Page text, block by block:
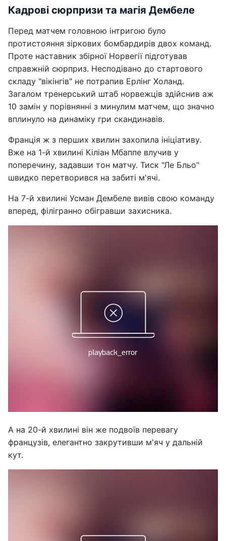
Кадрові сюрпризи та магія Дембеле
Перед матчем головною інтригою було
протистояння зіркових бомбардирів двох команд.
Проте наставник збірної Норвегії підготував
справжній сюрприз. Несподівано до стартового
складу "вікінгів" не потрапив Ерлінг Холанд.
Загалом тренерський штаб норвежців здійснив аж
10 замін у порівнянні з минулим матчем, що значно
вплинуло на динаміку гри скандинавів.
Франція ж з перших хвилин захопила ініціативу.
Вже на 1-й хвилині Кіліан Мбаппе влучив у
поперечину, задавши тон матчу. Тиск "Ле Бльо"
швидко перетворився на забиті м'ячі.
На 7-й хвилині Усман Дембеле вивів свою команду
вперед, філігранно обігравши захисника.
А на 20-й хвилині він же подвоїв перевагу
французів, елегантно закрутивши м'яч у дальній
кут.